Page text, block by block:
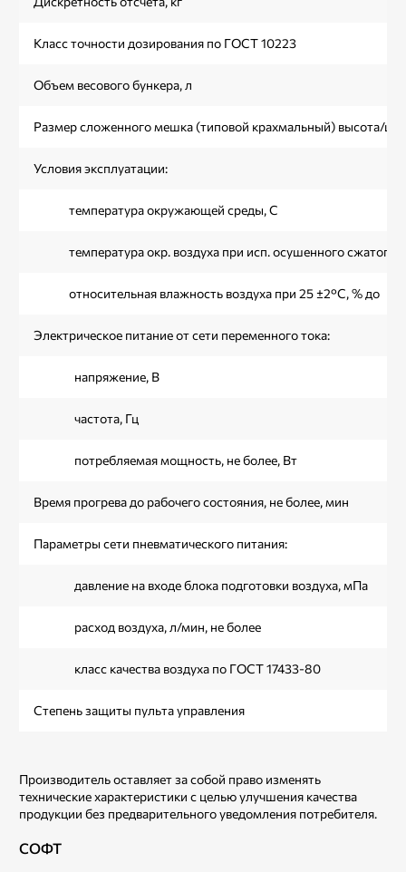
Класс точности дозирования по ГОСТ 10223
Объем весового бункера, л
Размер сложенного мешка (типовой крахмальный) высота/
Условия эксплуатации:
температура окружающей среды, С
температура окр. воздуха при исп. осушенного сжатого
относительная влажность воздуха при 25 ±2°C, % до
Электрическое питание от сети переменного тока:
напряжение, В
частота, Гц
потребляемая мощность, не более, Вт
Время прогрева до рабочего состояния, не более, мин
Параметры сети пневматического питания:
давление на входе блока подготовки воздуха, мПа
расход воздуха, л/мин, не более
класс качества воздуха по ГОСТ 17433-80
Степень защиты пульта управления
Производитель оставляет за собой право изменять
технические характеристики с целью улучшения качества
продукции без предварительного уведомления потребителя.
СОФТ